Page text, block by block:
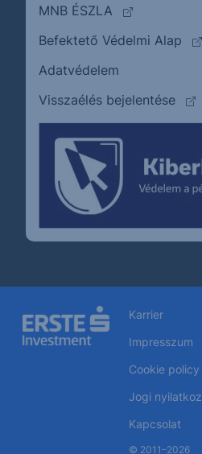
MNB ÉSZLA
(külső oldalra
Befektető Védelmi Alap
Adatvédelem
Visszaélés bejelentése
Karrier
Impresszum
Cookie policy
Jogi
Kapcsolat
© 2011–2026